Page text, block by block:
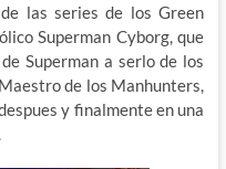
las series de los Green
Superman Cyborg, que
Superman a serlo de los
de los Manhunters,
y finalmente en una